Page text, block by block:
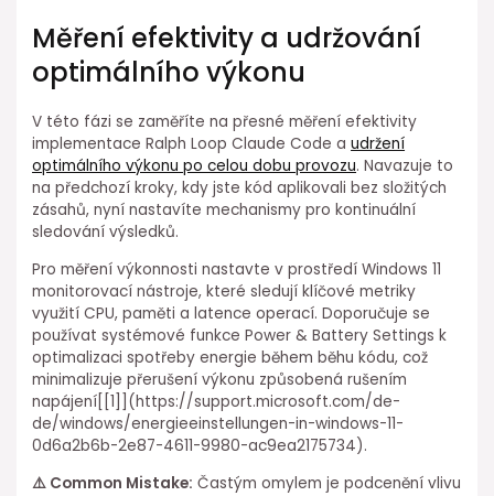
Měření efektivity a udržování
optimálního výkonu
V této fázi ⁣se zaměříte na ⁢přesné⁣ měření efektivity
implementace Ralph Loop Claude Code audržení
optimálního výkonu po celou dobu provozu. Navazuje to
na předchozí kroky, kdy jste kód aplikovali bez ⁢složitých
zásahů, nyní nastavíte mechanismy pro kontinuální
sledování výsledků.
Pro měření výkonnosti⁢ nastavte v prostředí Windows 11
monitorovací nástroje, které sledují klíčové metriky
využití CPU, paměti a⁤ latence operací. Doporučuje se
používat systémové funkce Power & Battery Settings k
optimalizaci spotřeby energie během běhu kódu, což
minimalizuje přerušení výkonu způsobená rušením
napájení[[1]](https://support.microsoft.com/de-
de/windows/energieeinstellungen-in-windows-11-
0d6a2b6b-2e87-4611-9980-ac9ea2175734).
⚠️ ⁢Common Mistake: Častým omylem je podcenění vlivu